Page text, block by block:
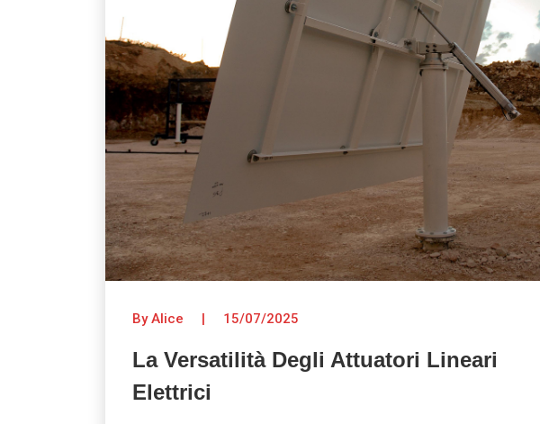
By Alice | 15/07/2025
La Versatilità Degli Attuatori Lineari
Elettrici